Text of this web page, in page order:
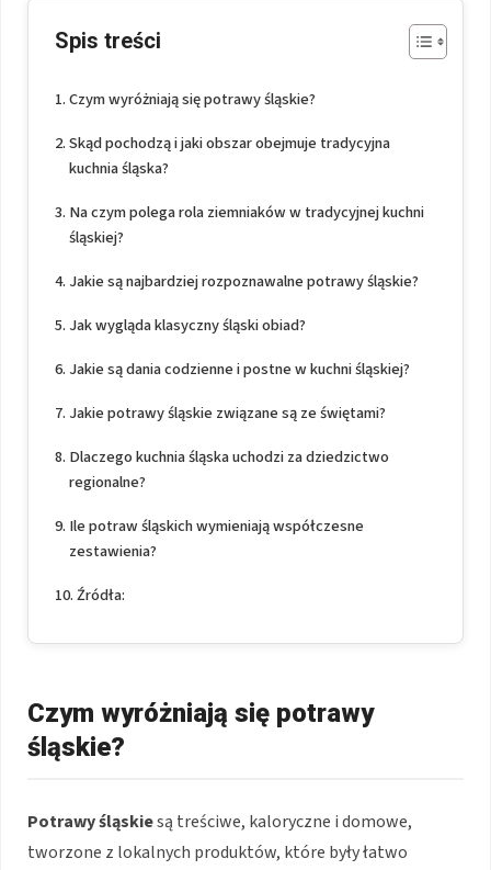
Spis treści
Czym wyróżniają się potrawy śląskie?
Skąd pochodzą i jaki obszar obejmuje tradycyjna
kuchnia śląska?
Na czym polega rola ziemniaków w tradycyjnej kuchni
śląskiej?
Jakie są najbardziej rozpoznawalne potrawy śląskie?
Jak wygląda klasyczny śląski obiad?
Jakie są dania codzienne i postne w kuchni śląskiej?
Jakie potrawy śląskie związane są ze świętami?
Dlaczego kuchnia śląska uchodzi za dziedzictwo
regionalne?
Ile potraw śląskich wymieniają współczesne
zestawienia?
Źródła:
Czym wyróżniają się potrawy
śląskie?
Potrawy śląskiesą treściwe, kaloryczne i domowe,
tworzone z lokalnych produktów, które były łatwo